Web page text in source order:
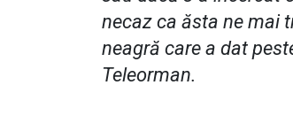
necaz ca ăsta ne mai
neagră care a dat
Teleorman.